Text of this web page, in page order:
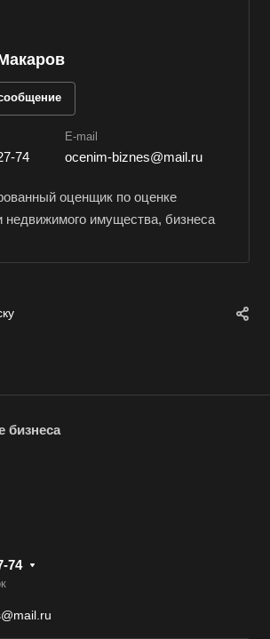
74
E-mail
ocenim-biznes@mail.ru
оценщик по оценке
недвижимого имущества, бизнеса
бизнеса
74